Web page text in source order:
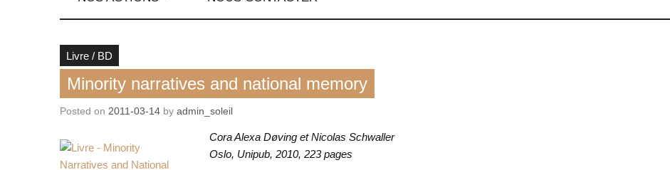
Livre / BD
Minority narratives and national memory
Posted on2011-03-14 byadmin_soleil
Cora Alexa Døving et Nicolas Schwaller
Oslo, Unipub, 2010, 223 pages